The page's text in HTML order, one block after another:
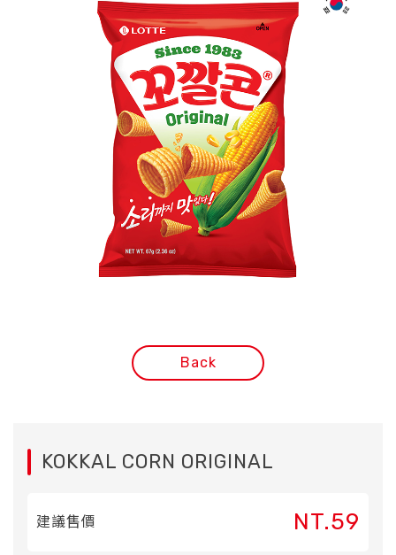
Back
KOKKAL CORN ORIGINAL
建議售價 NT.59